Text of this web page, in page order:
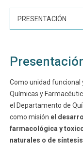
Estudiantes
PRESENTACIÓN
Como unidad funcional
Químicas y
el Departamento de
como misión el
farmacológica y
naturales o de síntesis